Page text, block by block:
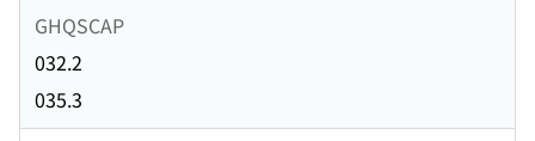
GHQSCAP
032.2
035.3